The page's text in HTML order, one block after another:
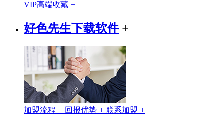
VIP高端收藏 +
好色先生下载软件+
加盟流程 + 回报优势 + 联系加盟 +